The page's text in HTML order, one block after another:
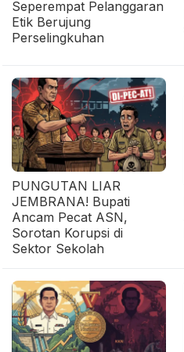
Seperempat Pelanggaran
Etik Berujung
Perselingkuhan
PUNGUTAN LIAR
JEMBRANA! Bupati
Ancam Pecat ASN,
Sorotan Korupsi di
Sektor Sekolah